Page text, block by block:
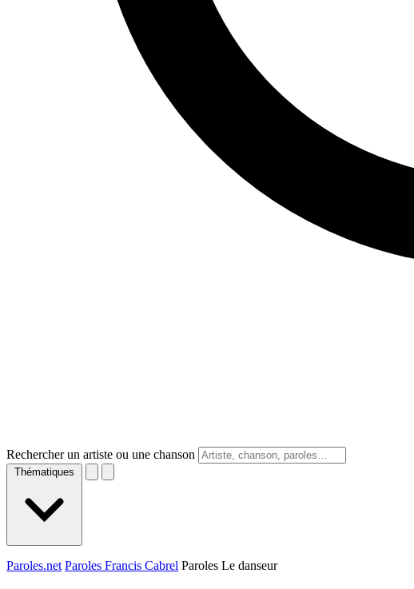
Rechercher un artiste ou une chanson
Thématiques
Paroles.net Paroles Francis Cabrel Paroles Le danseur